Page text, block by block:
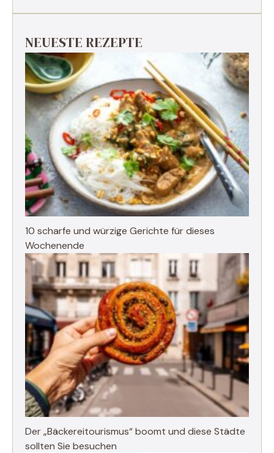
NEUESTE REZEPTE
10 scharfe und würzige Gerichte für dieses
Wochenende
Der „Bäckereitourismus“ boomt und diese Städte
sollten Sie besuchen